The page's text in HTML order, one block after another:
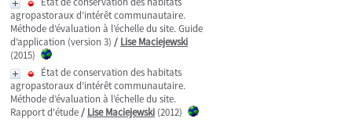
agropastoraux d’intérêt communautaire.
Méthode d’évaluation à l’échelle du site. Guide
d’application (version 3) / Lise Maciejewski
(2015)
État de conservation des habitats
agropastoraux d’intérêt communautaire.
Méthode d’évaluation à l’échelle du site.
Rapport d'étude/ Lise Maciejewski (2012)